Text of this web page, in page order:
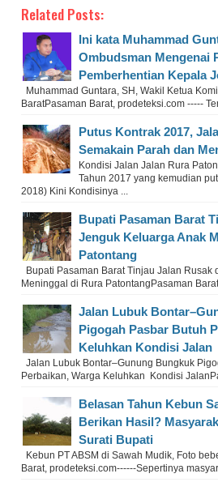
Related Posts:
Ini kata Muhammad
Ombudsman Mengenai
Pemberhentian Kepala
Muhammad Guntara, SH, Wakil Ketua
BaratPasaman Barat, prodeteksi.com -----
Putus Kontrak 2017,
Semakain Parah dan
Kondisi Jalan Jalan Rura
Tahun 2017 yang kemudian
2018) Kini Kondisinya ...
Bupati Pasaman Barat
Jenguk Keluarga Anak
Patontang
Bupati Pasaman Barat Tinjau Jalan Rusak
Meninggal di Rura PatontangPasaman
Jalan Lubuk
Pigogah Pasbar Butuh
Keluhkan Kondisi Jalan
Jalan Lubuk Bontar–Gunung Bungkuk
Perbaikan, Warga Keluhkan Kondisi
Belasan Tahun Kebun
Berikan Hasil?
Surati Bupati
Kebun PT ABSM di Sawah Mudik, Foto
Barat, prodeteksi.com------Sepertinya